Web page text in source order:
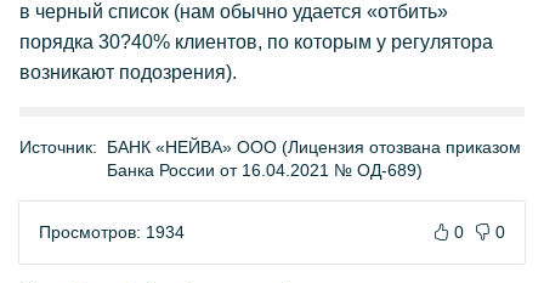
в черный список (нам обычно удается «отбить»
порядка 30?40% клиентов, по которым у регулятора
возникают подозрения).
Источник:
БАНК «НЕЙВА» ООО (Лицензия отозвана приказом
Банка России от 16.04.2021 № ОД-689)
Просмотров: 1934 0 0